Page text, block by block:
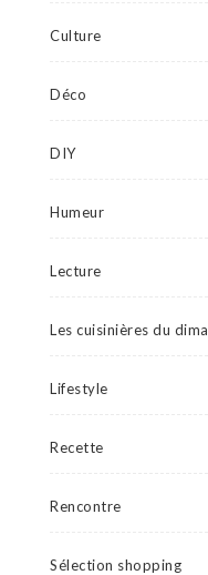
Culture
Déco
DIY
Humeur
Lecture
Les cuisinières du
Lifestyle
Recette
Rencontre
Sélection shopping